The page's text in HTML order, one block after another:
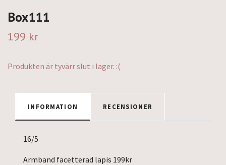
Box111
199 kr
Produkten är tyvärr slut i lager. :(
INFORMATION RECENSIONER
16/5
Armband facetterad lapis 199kr